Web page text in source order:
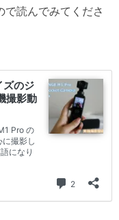
で読んでみてくださ